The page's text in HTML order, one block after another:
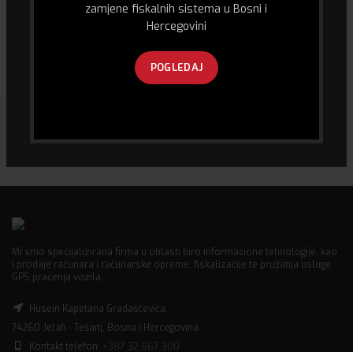
zamjene fiskalnih sistema u Bosni i
Hercegovini
POGLEDAJ
Fiksni telefon Panasonic KX-
Akciona Kamera – GoXtreme
Mi smo specijalizirana firma u oblasti biro informacione tehnologije, kao
i prodaje računara i računarske opreme, fiskalizacije te pružanja usluge
GPS praćenja vozila.
Husein Kapetana Gradaščevića,
74260 Jelah - Tešanj, Bosna i Hercegovina
Kontakt telefon: +387 32 667 300